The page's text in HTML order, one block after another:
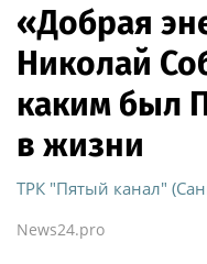
«Добрая
Николай
каким был
в жизни
ТРК "Пятый канал"
News24.pro